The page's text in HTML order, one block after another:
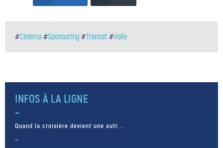
#Cinéma #Sponsoring #Transat #Voile
INFOS À LA LIGNE
Quand la croisière devient une autr...